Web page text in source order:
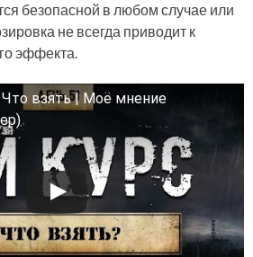
безопасной в любом случае или
не всегда приводит к
эффекта.
взять | Моё мнение
YouTube